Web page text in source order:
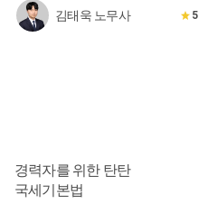
김태욱 노무사 5
경력자를 위한 탄탄
국세기본법